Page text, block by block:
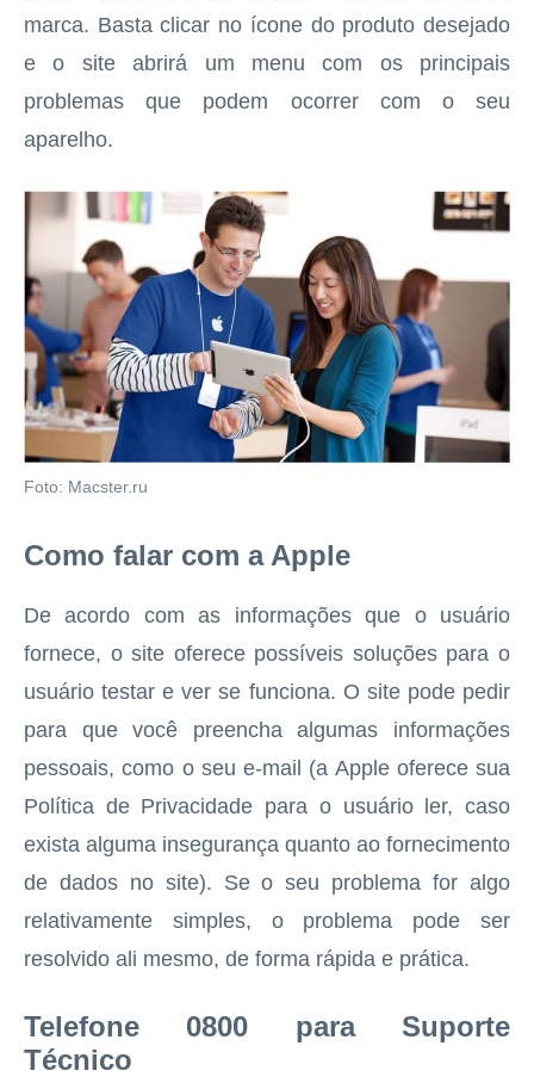
marca. Basta clicar no ícone do produto desejado
e o site abrirá um menu com os principais
problemas que podem ocorrer com o seu
aparelho.
Foto: Macster.ru
Como falar com a Apple
De acordo com as informações que o usuário
fornece, o site oferece possíveis soluções para o
usuário testar e ver se funciona. O site pode pedir
para que você preencha algumas informações
pessoais, como o seu e-mail (a Apple oferece sua
Política de Privacidade para o usuário ler, caso
exista alguma insegurança quanto ao fornecimento
de dados no site). Se o seu problema for algo
relativamente simples, o problema pode ser
resolvido ali mesmo, de forma rápida e prática.
Telefone 0800 para Suporte
Técnico